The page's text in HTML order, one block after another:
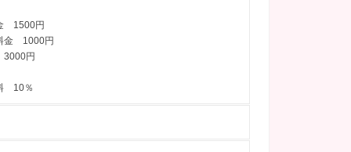
1500円
金 1000円
円
10％